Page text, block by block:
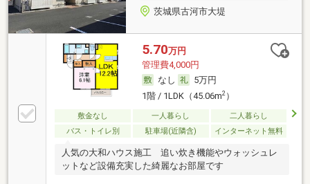
茨城県古河市大堤
5.70万円
管理費4,000円
なし
5万円
1階 / 1LDK（45.06m2）
敷金なし 一人暮らし
二人暮らし
バス・トイレ別
駐車場(近隣含) インターネット無料
人気の大和ハウス施工 追い炊き機能やウォッシュレ
ットなど設備充実した綺麗なお部屋です